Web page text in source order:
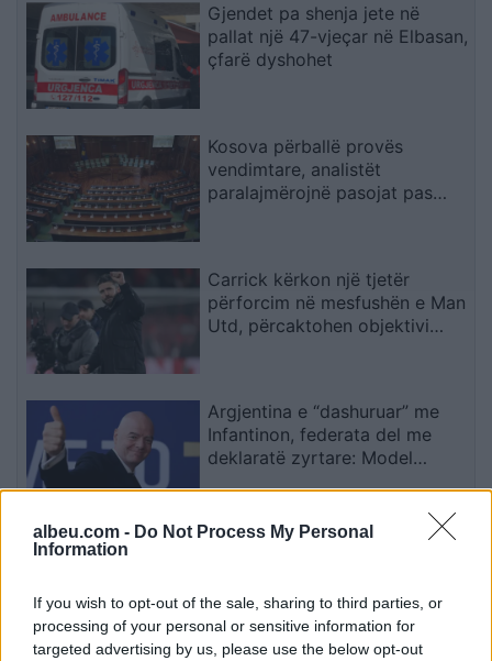
albeu.com - Do Not Process My Personal
Information
If you wish to opt-out of the sale, sharing to third parties, or
processing of your personal or sensitive information for
targeted advertising by us, please use the below opt-out
Gjendet pa shenja jete në
pallat një 47-vjeçar në Elbasan,
çfarë dyshohet
Kosova përballë provës
vendimtare, analistët
paralajmërojnë pasojat pas
Carrick kërkon një tjetër
përforcim në mesfushën e Man
Utd, përcaktohen objektivi
Argjentina e “dashuruar” me
Infantinon, federata del me
deklaratë zyrtare: Model
Kosova parafundit në zbatimin
fondet